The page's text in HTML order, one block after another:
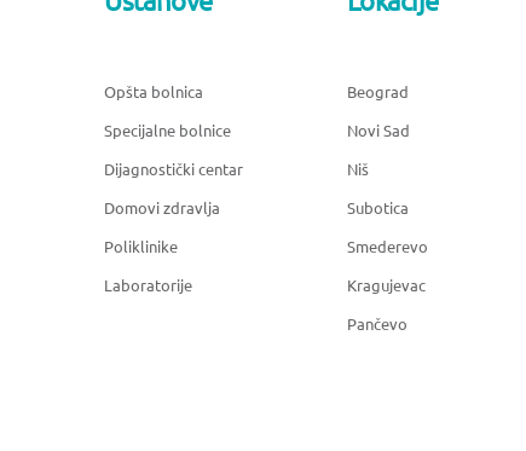
Opšta bolnica
Specijalne bolnice
Dijagnostički centar
Domovi zdravlja
Poliklinike
Laboratorije
Beograd
Novi Sad
Niš
Subotica
Smederevo
Kragujevac
Pančevo